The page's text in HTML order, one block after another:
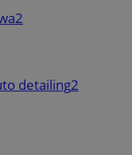
2
detailing2